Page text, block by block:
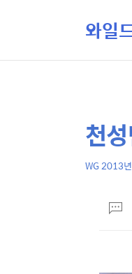
와일
상
세
컨
본
문
제
천
WG 2013
댓
글